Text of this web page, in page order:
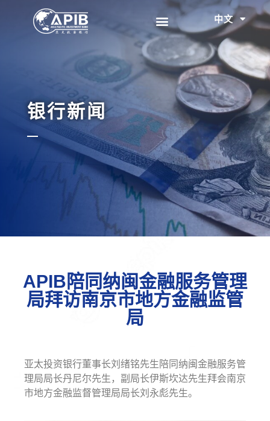
中文
EN
银行新闻
APIB陪同纳闽金融服务管理
局拜访南京市地方金融监管
局
亚太投资银行董事长刘绪铭先生陪同纳闽金融服务管
理局局长丹尼尔先生，副局长伊斯坎达先生拜会南京
市地方金融监督管理局局长刘永彪先生。